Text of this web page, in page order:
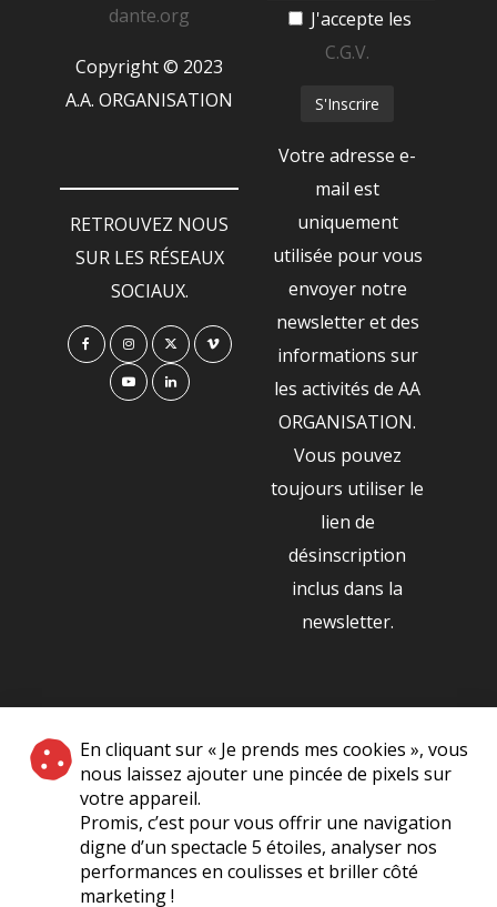
En cliquant sur « Je prends mes cookies », vous
nous laissez ajouter une pincée de pixels sur
votre appareil.
Promis, c’est pour vous offrir une navigation
digne d’un spectacle 5 étoiles, analyser nos
performances en coulisses et briller côté
marketing !
dante.org
Copyright © 2023
A.A. ORGANISATION
RETROUVEZ NOUS
SUR LES RÉSEAUX
SOCIAUX.
J'accepte les
C.G.V.
Votre adresse e-
mail est
uniquement
utilisée pour vous
envoyer notre
newsletter et des
informations sur
les activités de AA
ORGANISATION.
Vous pouvez
toujours utiliser le
lien de
désinscription
inclus dans la
newsletter.
NOS PARTENAIRES
|